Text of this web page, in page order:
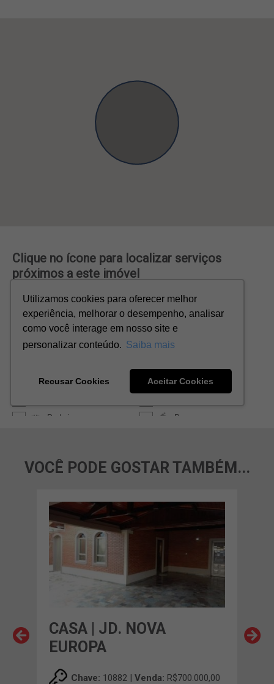
VOCÊ PODE GOSTAR TAMBÉM...
CASA | JD. NOVA
EUROPA
Chave: 10882 | Venda: R$700.000,00